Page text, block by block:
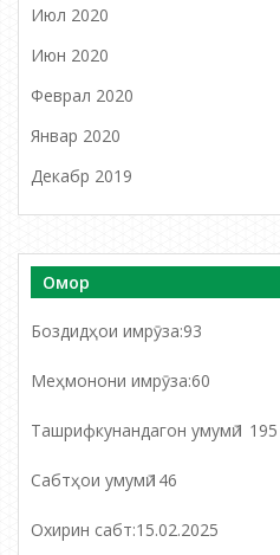
Июл 2020
Июн 2020
Феврал 2020
Январ 2020
Декабр 2019
Омор
Боздидҳои имрӯза:93
Меҳмонони имрӯза:60
Ташрифкунандагон умумӣ:1
Сабтҳои умумӣ:146
Охирин сабт:15.02.2025